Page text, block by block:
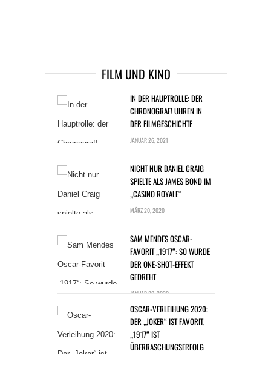
FILM UND KINO
IN DER HAUPTROLLE: DER
DER FILMGESCHICHTE
JANUAR 26, 2021
„CASINO ROYALE“
MÄRZ 20, 2020
DER ONE-SHOT-EFFEKT
GEDREHT
JANUAR 20, 2020
OSCAR-VERLEIHUNG 2020:
„1917“ IST
ÜBERRASCHUNGSERFOLG
JANUAR 14, 2020
EFRON BEI DREHARBEITEN